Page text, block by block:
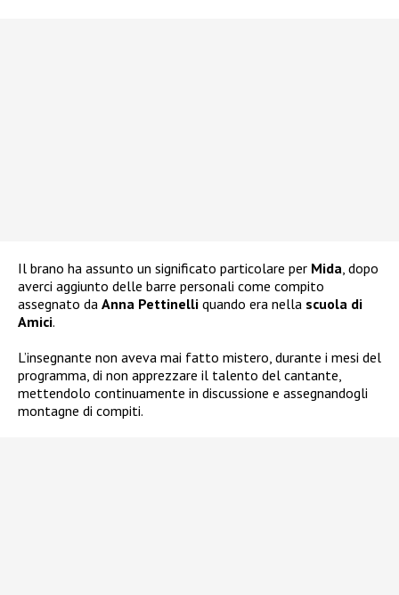
Il brano ha assunto un significato particolare per Mida , dopo
averci aggiunto delle barre personali come compito
assegnato da Anna Pettinelli quando era nella scuola di
Amici.
L’insegnante non aveva mai fatto mistero, durante i mesi del
programma, di non apprezzare il talento del cantante,
mettendolo continuamente in discussione e assegnandogli
montagne di compiti.